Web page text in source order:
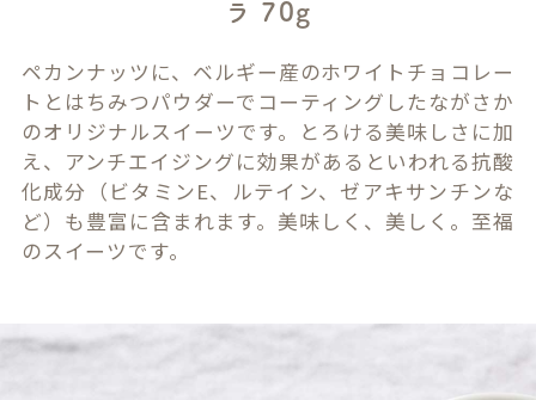
ラ 70g
ペカンナッツに、ベルギー産のホワイトチョコレー
トとはちみつパウダーでコーティングしたながさか
のオリジナルスイーツです。とろける美味しさに加
え、アンチエイジングに効果があるといわれる抗酸
化成分（ビタミンE、ルテイン、ゼアキサンチンな
ど）も豊富に含まれます。美味しく、美しく。至福
のスイーツです。